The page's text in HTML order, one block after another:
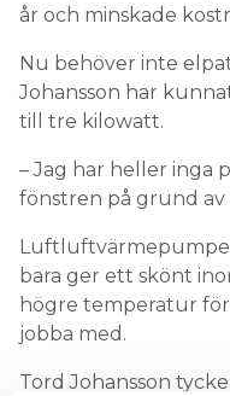
år och minskade
Nu behöver inte
Johansson har
till tre kilowatt.
– Jag har heller inga
fönstren på grund av
bara ger ett skönt
högre temperatur
jobba med.
Tord Johansson